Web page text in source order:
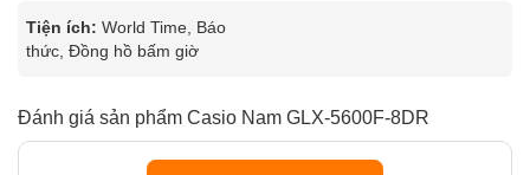
Tiện ích: World Time, Báo
thức, Đồng hồ bấm giờ
Đánh giá sản phẩm Casio Nam GLX-5600F-8DR